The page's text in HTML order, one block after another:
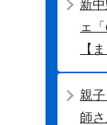
新
ェ
【
親
師